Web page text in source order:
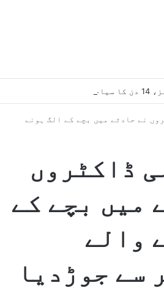
نے حادثے میں بچے کے الگ ہونے
ڈاکٹروں
میں بچے کے
والے
سے جوڑدیا